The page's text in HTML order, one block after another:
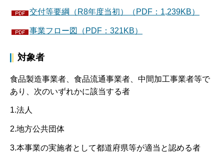
交付等要綱（R8年度当初）（PDF：1,239KB）
事業フロー図（PDF：321KB）
対象者
食品製造事業者、食品流通事業者、中間加工事業者等で
あり、次のいずれかに該当する者
1.法人
2.地方公共団体
3.本事業の実施者として都道府県等が適当と認める者